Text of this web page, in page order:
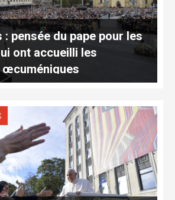
: pensée du pape pour les
ont accueilli les